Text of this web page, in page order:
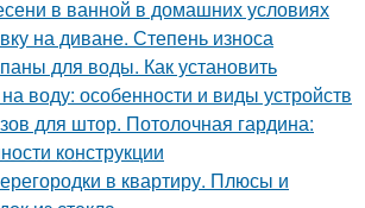
в ванной в домашних условиях
на диване. Степень износа
для воды. Как установить
воду: особенности и виды устройств
для штор. Потолочная гардина:
конструкции
в квартиру. Плюсы и